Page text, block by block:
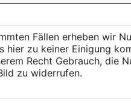
Fällen erheben wir
hier zu keiner Einigung
Recht Gebrauch, die
zu widerrufen.